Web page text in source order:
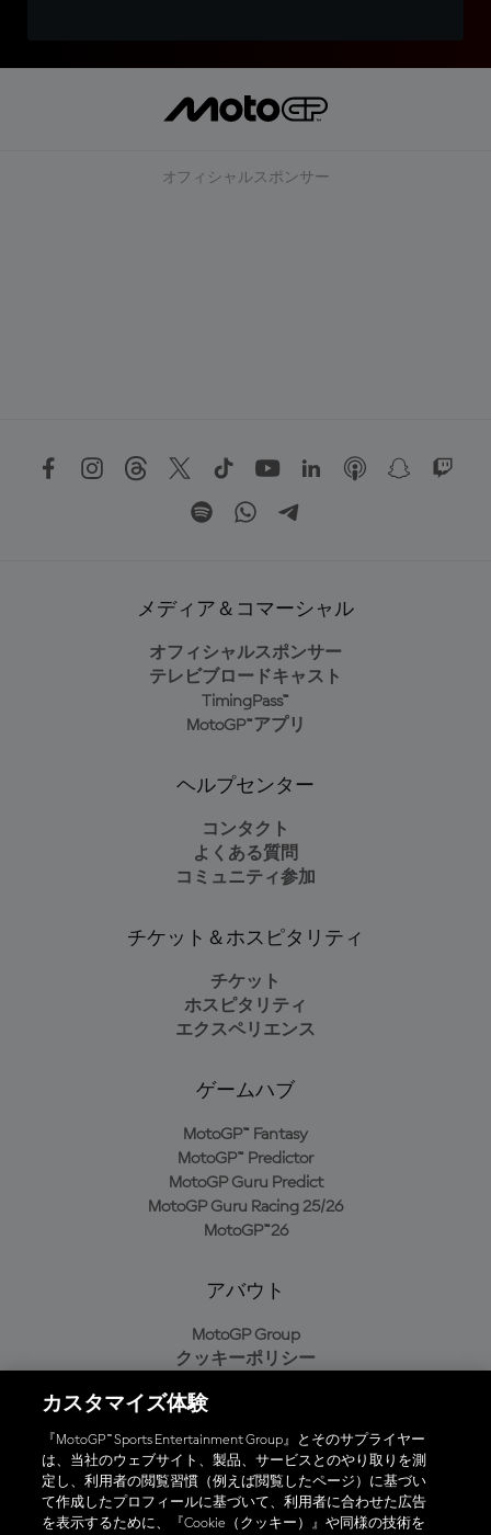
オフィシャルスポンサー
メディア＆コマーシャル
オフィシャルスポンサー
テレビブロードキャスト
TimingPass™
MotoGP™アプリ
ヘルプセンター
コンタクト
よくある質問
コミュニティ参加
チケット＆ホスピタリティ
チケット
ホスピタリティ
エクスペリエンス
ゲームハブ
MotoGP™ Fantasy
MotoGP™ Predictor
MotoGP Guru Predict
MotoGP Guru Racing 25/26
MotoGP™26
アバウト
MotoGP Group
クッキーポリシー
プライバシーポリシー
購入ポリシー
オフィシャルアプリ
カスタマイズ体験
『MotoGP™ Sports Entertainment Group』とそのサプライヤー
は、当社のウェブサイト、製品、サービスとのやり取りを測
定し、利用者の閲覧習慣（例えば閲覧したページ）に基づい
て作成したプロフィールに基づいて、利用者に合わせた広告
を表示するために、『Cookie（クッキー）』や同様の技術を